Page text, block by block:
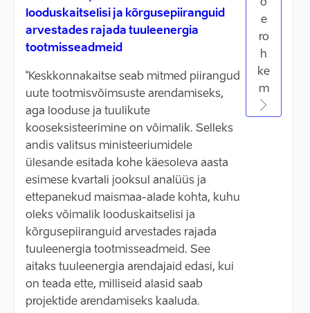
looduskaitselisi ja kõrgusepiiranguid
arvestades rajada tuuleenergia
tootmisseadmeid
"Keskkonnakaitse seab mitmed piirangud
uute tootmisvõimsuste arendamiseks,
aga looduse ja tuulikute
kooseksisteerimine on võimalik. Selleks
andis valitsus ministeeriumidele
ülesande esitada kohe käesoleva aasta
esimese kvartali jooksul analüüs ja
ettepanekud maismaa-alade kohta, kuhu
oleks võimalik looduskaitselisi ja
kõrgusepiiranguid arvestades rajada
tuuleenergia tootmisseadmeid. See
aitaks tuuleenergia arendajaid edasi, kui
on teada ette, milliseid alasid saab
projektide arendamiseks kaaluda.
o
e
ro
h
ke
m